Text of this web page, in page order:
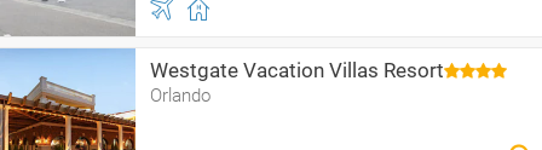
Westgate Vacation Villas Resort
Orlando